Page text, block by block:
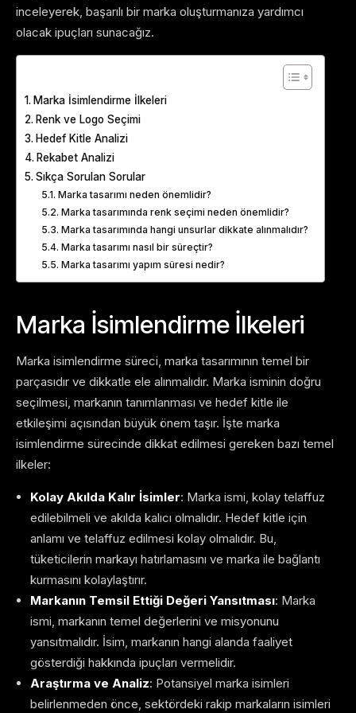
inceleyerek, başarılı bir marka oluşturmanıza yardımcı
olacak ipuçları sunacağız.
Marka İsimlendirme İlkeleri
Renk ve Logo Seçimi
Hedef Kitle Analizi
Rekabet Analizi
Sıkça Sorulan Sorular
Marka tasarımı neden önemlidir?
Marka tasarımında renk seçimi neden önemlidir?
Marka tasarımında hangi unsurlar dikkate alınmalıdır?
Marka tasarımı nasıl bir süreçtir?
Marka tasarımı yapım süresi nedir?
Marka İsimlendirme İlkeleri
Marka isimlendirme süreci, marka tasarımının temel bir
parçasıdır ve dikkatle ele alınmalıdır. Marka isminin doğru
seçilmesi, markanın tanımlanması ve hedef kitle ile
etkileşimi açısından büyük önem taşır. İşte marka
isimlendirme sürecinde dikkat edilmesi gereken bazı temel
ilkeler:
Kolay Akılda Kalır İsimler: Marka ismi, kolay telaffuz
edilebilmeli ve akılda kalıcı olmalıdır. Hedef kitle için
anlamı ve telaffuz edilmesi kolay olmalıdır. Bu,
tüketicilerin markayı hatırlamasını ve marka ile bağlantı
kurmasını kolaylaştırır.
Markanın Temsil Ettiği Değeri Yansıtması: Marka
ismi, markanın temel değerlerini ve misyonunu
yansıtmalıdır. İsim, markanın hangi alanda faaliyet
gösterdiği hakkında ipuçları vermelidir.
Araştırma ve Analiz: Potansiyel marka isimleri
belirlenmeden önce, sektördeki rakip markaların isimleri